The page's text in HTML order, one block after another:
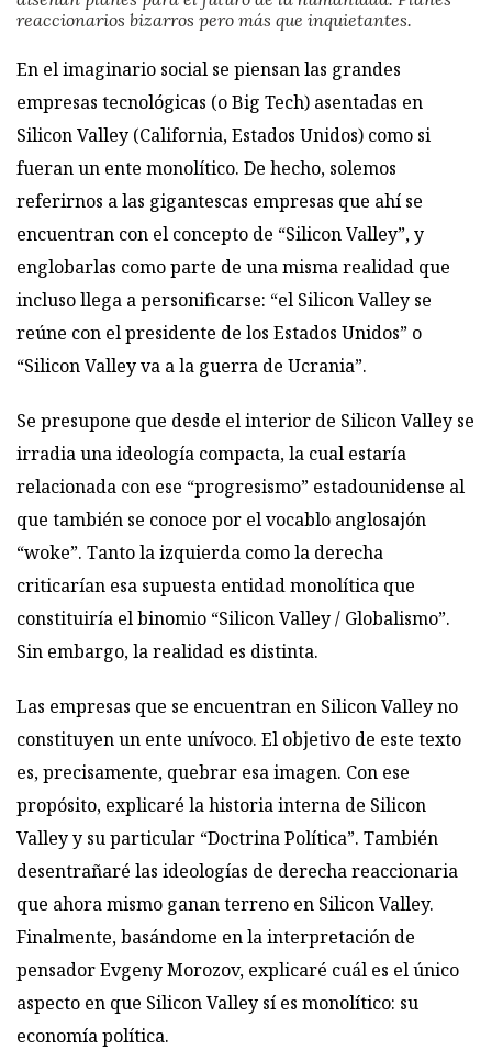
reaccionarios bizarros pero más que inquietantes.
En el imaginario social se piensan las grandes
empresas tecnológicas (o Big Tech) asentadas en
Silicon Valley (California, Estados Unidos) como si
fueran un ente monolítico. De hecho, solemos
referirnos a las gigantescas empresas que ahí se
encuentran con el concepto de “Silicon Valley”, y
englobarlas como parte de una misma realidad que
incluso llega a personificarse: “el Silicon Valley se
reúne con el presidente de los Estados Unidos” o
“Silicon Valley va a la guerra de Ucrania”.
Se presupone que desde el interior de Silicon Valley se
irradia una ideología compacta, la cual estaría
relacionada con ese “progresismo” estadounidense al
que también se conoce por el vocablo anglosajón
“woke”. Tanto la izquierda como la derecha
criticarían esa supuesta entidad monolítica que
constituiría el binomio “Silicon Valley / Globalismo”.
Sin embargo, la realidad es distinta.
Las empresas que se encuentran en Silicon Valley no
constituyen un ente unívoco. El objetivo de este texto
es, precisamente, quebrar esa imagen. Con ese
propósito, explicaré la historia interna de Silicon
Valley y su particular “Doctrina Política”. También
desentrañaré las ideologías de derecha reaccionaria
que ahora mismo ganan terreno en Silicon Valley.
Finalmente, basándome en la interpretación de
pensador Evgeny Morozov, explicaré cuál es el único
aspecto en que Silicon Valley sí es monolítico: su
economía política.